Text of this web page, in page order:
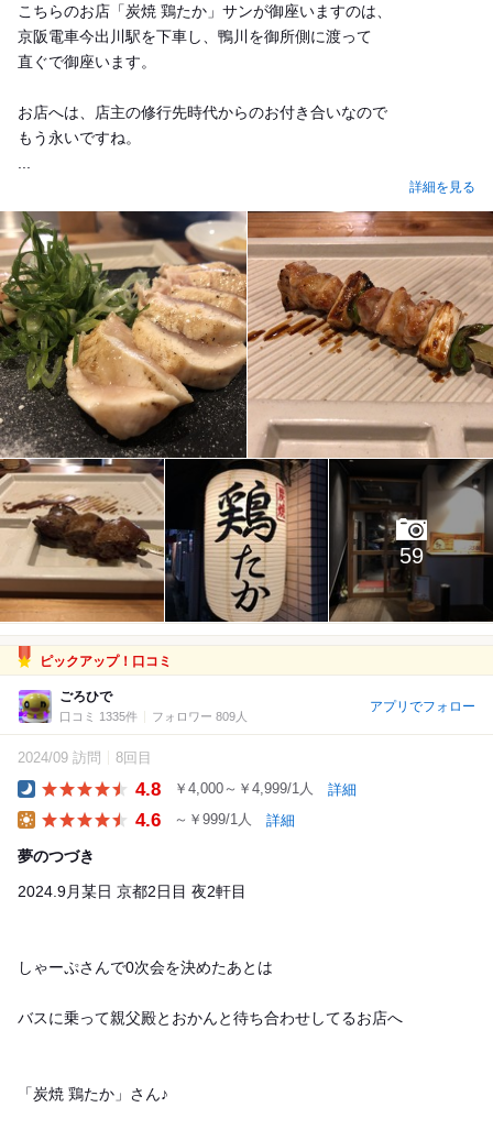
こちらのお店「炭焼 鶏たか」サンが御座いますのは、
京阪電車今出川駅を下車し、鴨川を御所側に渡って
直ぐで御座います。
お店へは、店主の修行先時代からのお付き合いなので
もう永いですね。
詳細を見る
59
ピックアップ！口コミ
ごろひで
口コミ 1335件 フォロワー 809人
アプリでフォロー
2024/09 訪問 8回目
4.8 ￥4,000～￥4,999/1人 詳細
4.6 ～￥999/1人 詳細
夢のつづき
2024.9月某日 京都2日目 夜2軒目
しゃーぷさんで0次会を決めたあとは
バスに乗って親父殿とおかんと待ち合わせしてるお店へ
「炭焼 鶏たか」さん♪